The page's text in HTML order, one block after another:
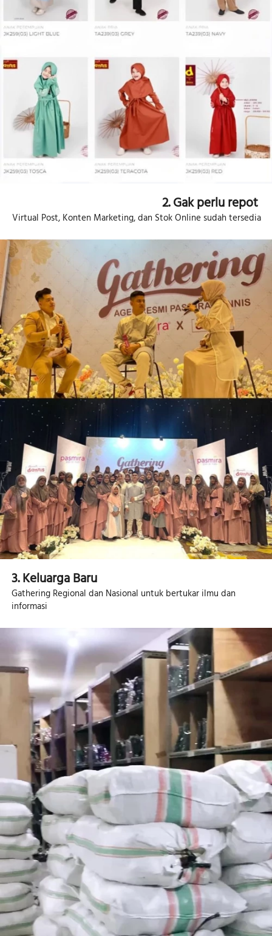
2. Gak perlu repot
Virtual Post, Konten Marketing, dan Stok Online sudah tersedia
3. Keluarga Baru
Gathering Regional dan Nasional untuk bertukar ilmu dan
informasi